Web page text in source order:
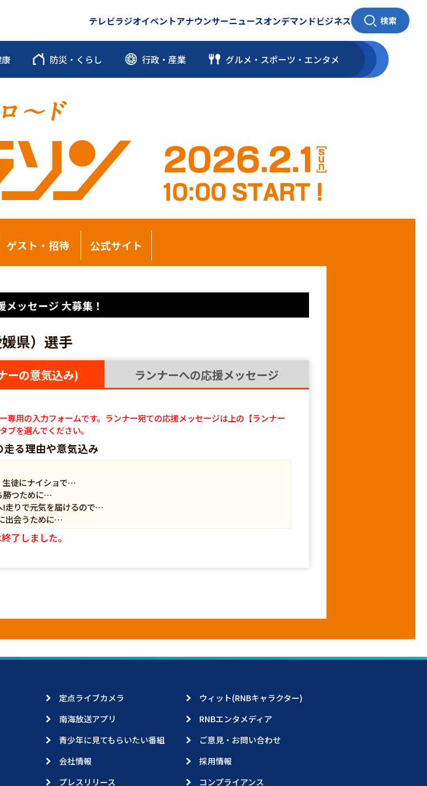
テレビラジオイベントアナウンサーニュースオンデマンドビジネス 検索
防災・くらし 行政・産業 グルメ・スポーツ ・ エンタメ
ゲスト・招待 公式サイト
ッセージ 大募集！
県）選手
ーの意気込み) ランナーへの応援メッセージ
専用の入力フォームです。ランナー宛ての応援メッセージは上の【ランナー
ブを選んでください。
る理由や意気込み
生徒にナイショで…
勝つために…
!走りで元気を届けるので…
出会うために…
了しました。
定点ライブカメラ
ウィット(RNBキャラクター)
南海放送アプリ
RNBエンタメディア
青少年に見てもらいたい番組
ご意見・お問い合わせ
会社情報
採用情報
プレスリリース
コンプライアンス